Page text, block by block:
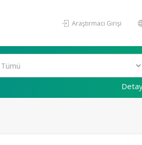
Araştırmacı Girişi